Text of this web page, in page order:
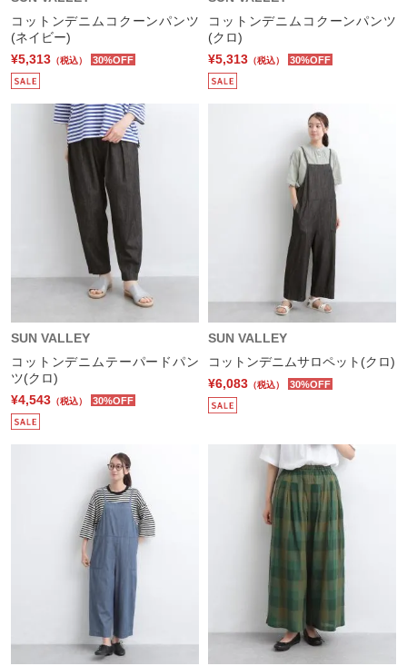
コットンデニムコクーンパンツ
(ネイビー)
¥5,313 （税込） 30%OFF
コットンデニムコクーンパンツ
(クロ)
¥5,313 （税込） 30%OFF
SUN VALLEY
コットンデニムテーパードパン
ツ(クロ)
¥4,543 （税込） 30%OFF
SUN VALLEY
コットンデニムサロペット(クロ)
¥6,083 （税込） 30%OFF